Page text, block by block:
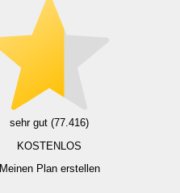
sehr gut (77.416)
KOSTENLOS
Meinen Plan erstellen